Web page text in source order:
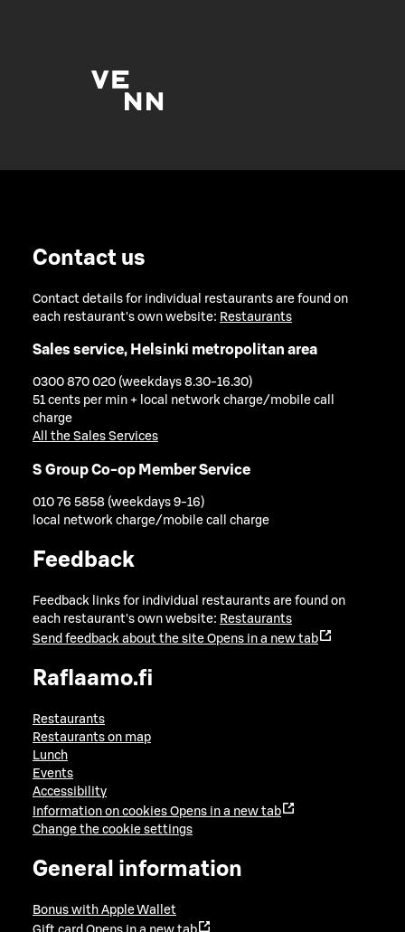
Contact us
Contact details for individual restaurants are found on
each restaurant's own website: Restaurants
Sales service, Helsinki metropolitan area
0300 870 020 (weekdays 8.30-16.30)
51 cents per min + local network charge/mobile call
charge
All the Sales Services
S Group Co-op Member Service
010 76 5858 (weekdays 9-16)
local network charge/mobile call charge
Feedback
Feedback links for individual restaurants are found on
each restaurant's own website: Restaurants
Send feedback about the site Opens in a new tab
Raflaamo.fi
Restaurants
Restaurants on map
Lunch
Events
Accessibility
Information on cookies Opens in a new tab
Change the cookie settings
General information
Bonus with Apple Wallet